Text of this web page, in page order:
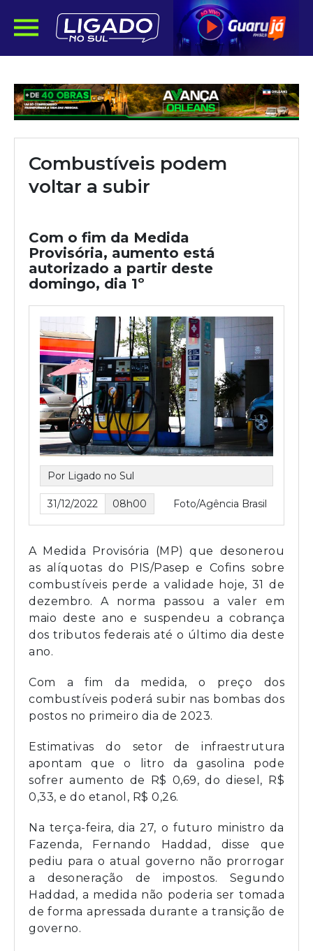
Combustíveis podem
voltar a subir
Com o fim da Medida
Provisória, aumento está
autorizado a partir deste
domingo, dia 1º
Por Ligado no Sul
31/12/2022 08h00 Foto/Agência Brasil
A Medida Provisória (MP) que desonerou
as alíquotas do PIS/Pasep e Cofins sobre
combustíveis perde a validade hoje, 31 de
dezembro. A norma passou a valer em
maio deste ano e suspendeu a cobrança
dos tributos federais até o último dia deste
ano.
Com a fim da medida, o preço dos
combustíveis poderá subir nas bombas dos
postos no primeiro dia de 2023.
Estimativas do setor de infraestrutura
apontam que o litro da gasolina pode
sofrer aumento de R$ 0,69, do diesel, R$
0,33, e do etanol, R$ 0,26.
Na terça-feira, dia 27, o futuro ministro da
Fazenda, Fernando Haddad, disse que
pediu para o atual governo não prorrogar
a desoneração de impostos. Segundo
Haddad, a medida não poderia ser tomada
de forma apressada durante a transição de
governo.